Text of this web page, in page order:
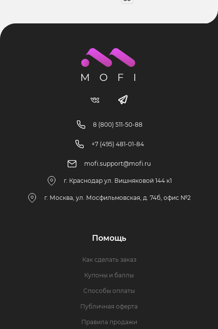
8 (800) 511-50-88
+7 (495) 481-01-84
mofi.support@mofi.ru
г. Краснодар ул. Вишняковой 144 к1
г. Москва, ул. Мосфильмовская, д. 74б, офис №2
Помощь
Как сделать заказ
Купоны и баллы
Способы оплаты
Публичная оферта
Правила продажи